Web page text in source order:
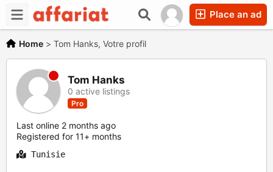
Place an ad
Home > Tom Hanks, Votre profil
Tom Hanks
0 active listings
Pro
Last online 2 months ago
Registered for 11+ months
Tunisie